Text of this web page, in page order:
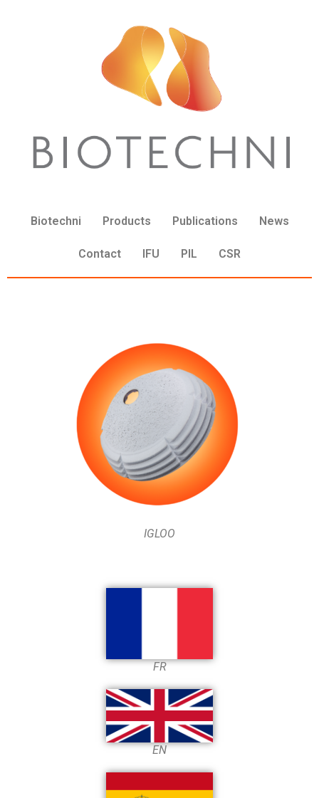
Biotechni Products Publications News
Contact IFU PIL CSR
IGLOO
FR
EN